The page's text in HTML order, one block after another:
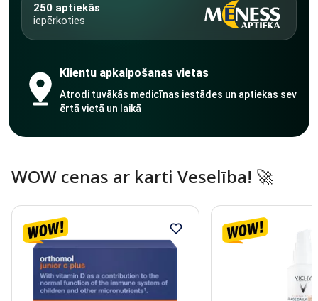
250 aptiekās
iepērkoties
Klientu apkalpošanas vietas
Atrodi tuvākās medicīnas iestādes un aptiekas sev
ērtā vietā un laikā
WOW cenas ar karti Veselība! 🚀​